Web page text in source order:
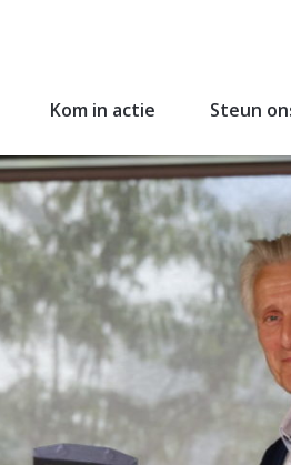
Kom in actie Steun